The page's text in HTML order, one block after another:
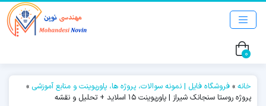
0
خانه » فروشگاه فایل | نمونه سوالات، پروژه ها، پاورپوینت و منابع آموزشی »
پروژه روستا سنجانک شیراز | پاورپوینت 15 اسلاید + تحلیل و نقشه